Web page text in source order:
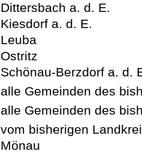
Dittersbach a. d. E.
Kiesdorf a. d. E.
Leuba
Ostritz
Schönau-Berzdorf a. d.
alle Gemeinden des
alle Gemeinden des
vom bisherigen
Mönau